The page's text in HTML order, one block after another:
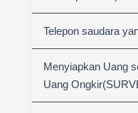
Telepon saudara
Menyiapkan Uang
Uang